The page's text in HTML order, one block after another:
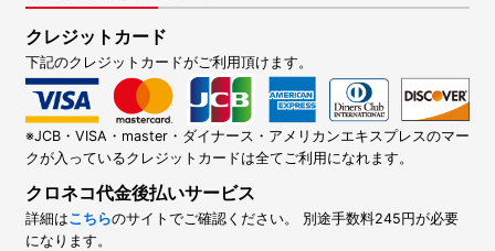
クレジットカード
下記のクレジットカードがご利用頂けます。
※JCB・VISA・master・ダイナース・アメリカンエキスプレスのマー
クが入っているクレジットカードは全てご利用になれます。
クロネコ代金後払いサービス
詳細はこちらのサイトでご確認ください。 別途手数料245円が必要
になります。